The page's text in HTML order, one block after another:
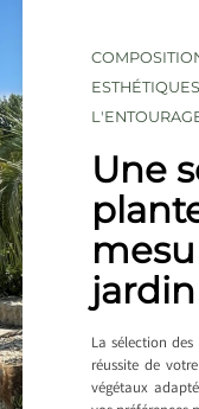
Une
jardin
La sélection
réussite de
végétaux